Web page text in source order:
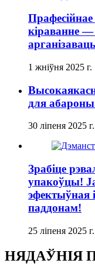
кіраванне —
1 жніўня 2025 г.
для
30 ліпеня 2025 г.
Зрабіце
упакоўцы!
эфектыўная
паддонам!
25 ліпеня 2025 г.
НЯДАЎНІЯ